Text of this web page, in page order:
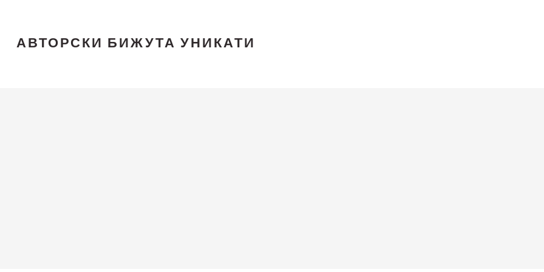
АВТОРСКИ БИЖУТА УНИКАТИ